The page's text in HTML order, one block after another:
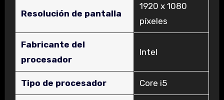
Resolución de pantalla
‎1920 x 1080
píxeles
Fabricante del
procesador
‎Intel
Tipo de procesador ‎Core i5